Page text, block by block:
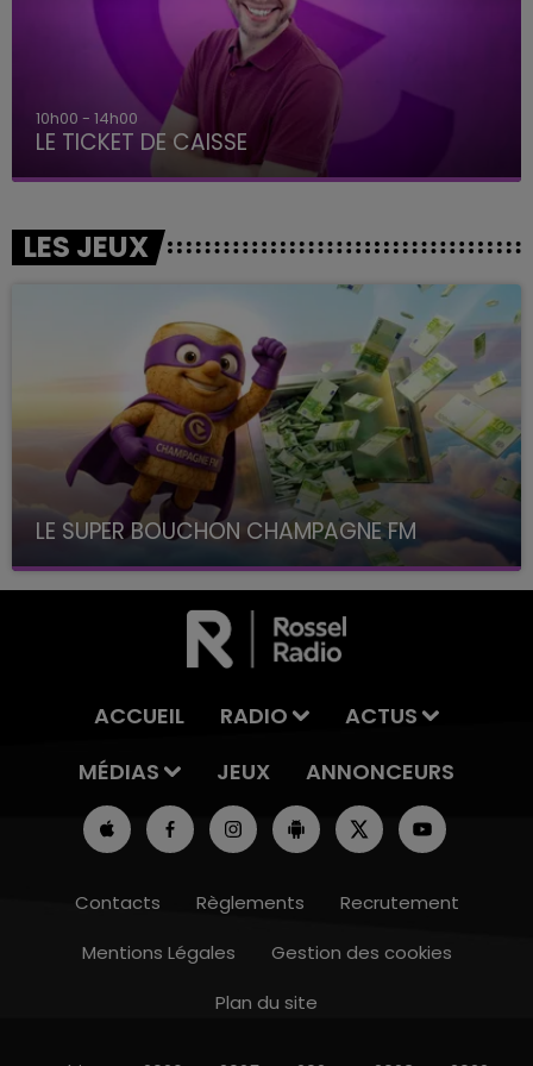
10h00 - 14h00
LE TICKET DE CAISSE
LES JEUX
LE SUPER BOUCHON CHAMPAGNE FM
avec La Famille Champagne FM, à 8H10
ACCUEIL RADIO
ACTUS
MÉDIAS
JEUX ANNONCEURS
Contacts Règlements
Recrutement
Mentions Légales
Gestion des cookies
Plan du site